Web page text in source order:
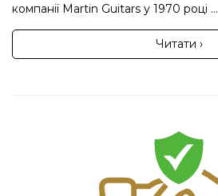
компанії Martin Guitars у 1970 році ...
Читати ›